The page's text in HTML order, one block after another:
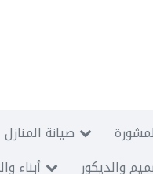
صيانة المنازل
أبناء والديكور